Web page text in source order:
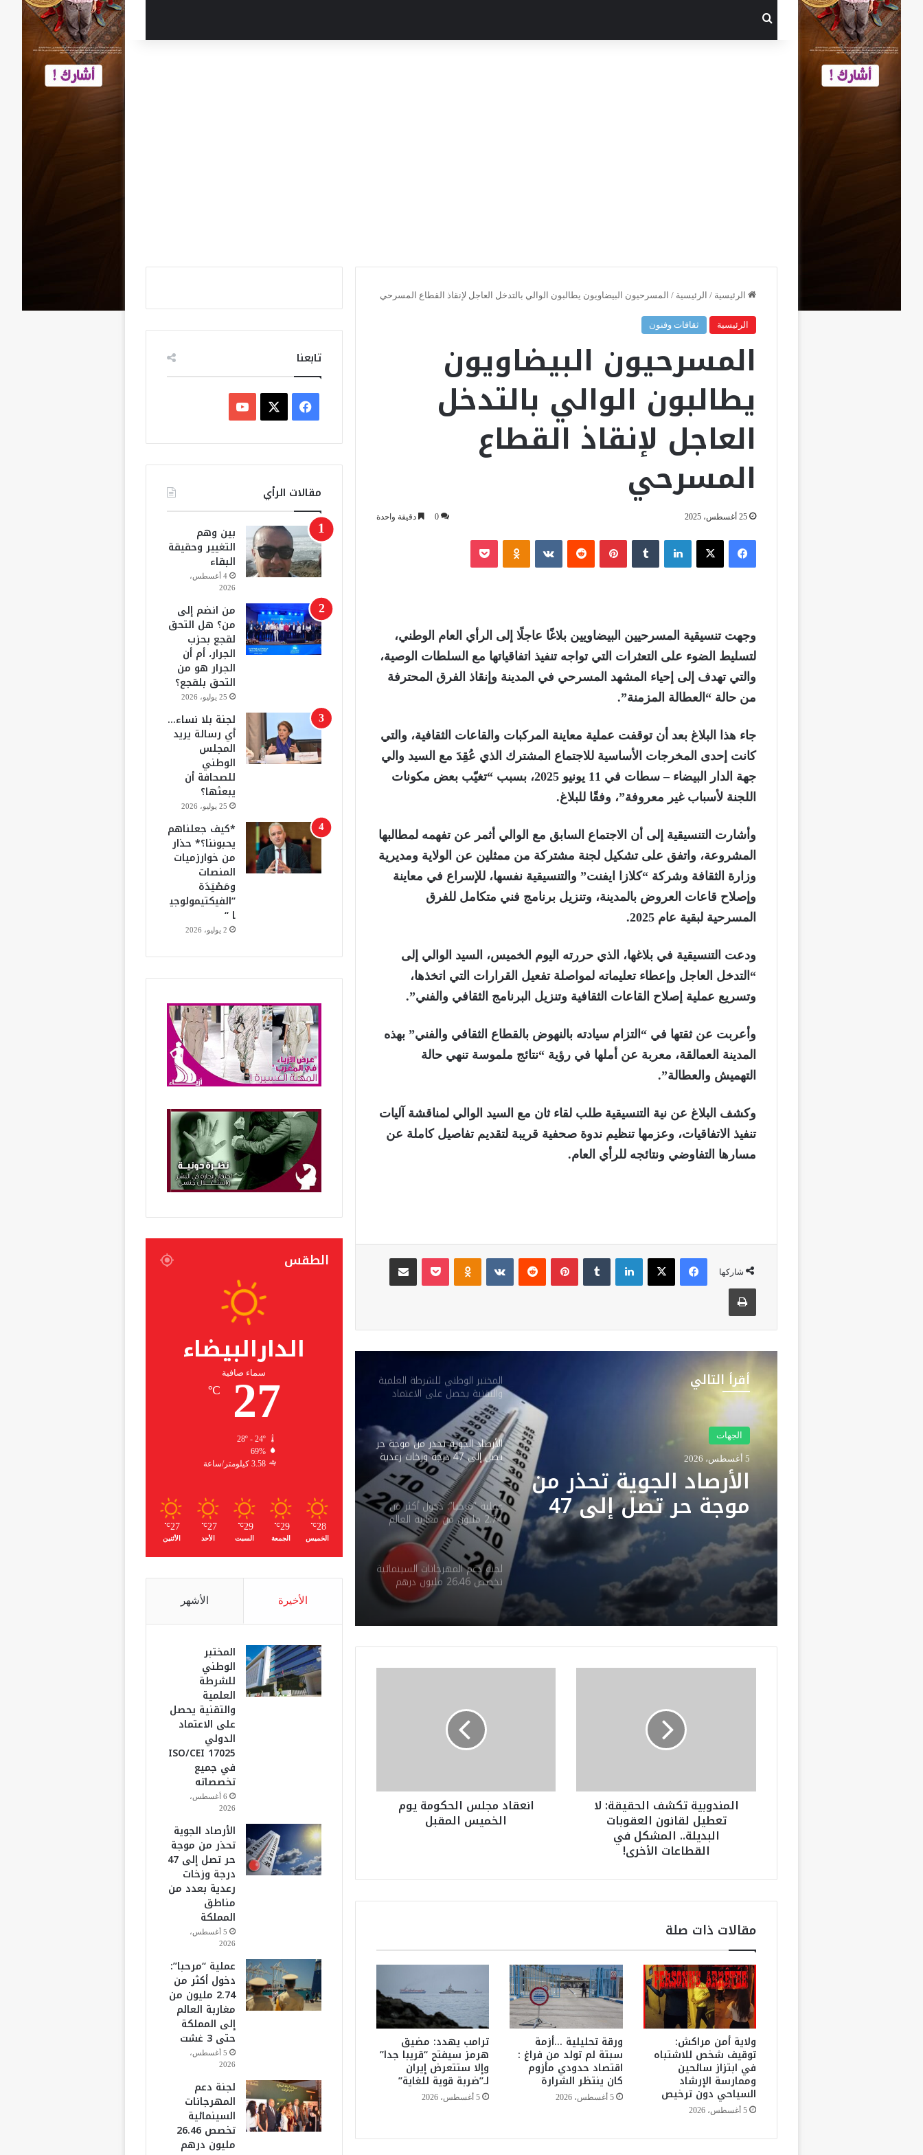
الرئيسية / الرئيسية / المسرحيون البيضاويون يطالبون الوالي بالتدخل العاجل لإنقاذ القطاع المسرحي
الرئيسية ثقافات وفنون
المسرحيون البيضاويون
يطالبون الوالي بالتدخل
العاجل لإنقاذ القطاع
المسرحي
25 أغسطس، 2025 0 دقيقة واحدة
فيسبوك ‫X لينكدإن بينتيريست
وجهت تنسيقية المسرحيين البيضاويين بلاغًا عاجلًا إلى الرأي العام الوطني،
لتسليط الضوء على التعثرات التي تواجه تنفيذ اتفاقياتها مع السلطات الوصية،
والتي تهدف إلى إحياء المشهد المسرحي في المدينة وإنقاذ الفرق المحترفة
من حالة “العطالة المزمنة”.
جاء هذا البلاغ بعد أن توقفت عملية معاينة المركبات والقاعات الثقافية، والتي
كانت إحدى المخرجات الأساسية للاجتماع المشترك الذي عُقِدَ مع السيد والي
جهة الدار البيضاء – سطات في 11 يونيو 2025، بسبب “تغيّب بعض مكونات
اللجنة لأسباب غير معروفة”، وفقًا للبلاغ.
وأشارت التنسيقية إلى أن الاجتماع السابق مع الوالي أثمر عن تفهمه لمطالبها
المشروعة، واتفق على تشكيل لجنة مشتركة من ممثلين عن الولاية ومديرية
وزارة الثقافة وشركة “كلازا ايفنت” والتنسيقية نفسها، للإسراع في معاينة
وإصلاح قاعات العروض بالمدينة، وتنزيل برنامج فني متكامل للفرق
المسرحية لبقية عام 2025.
ودعت التنسيقية في بلاغها، الذي حررته اليوم الخميس، السيد الوالي إلى
“التدخل العاجل وإعطاء تعليماته لمواصلة تفعيل القرارات التي اتخذها،
وتسريع عملية إصلاح القاعات الثقافية وتنزيل البرنامج الثقافي والفني”.
وأعربت عن ثقتها في “التزام سيادته بالنهوض بالقطاع الثقافي والفني” بهذه
المدينة العمالقة، معربة عن أملها في رؤية “نتائج ملموسة تنهي حالة
التهميش والعطالة”.
وكشف البلاغ عن نية التنسيقية طلب لقاء ثان مع السيد الوالي لمناقشة آليات
تنفيذ الاتفاقيات، وعزمها تنظيم ندوة صحفية قريبة لتقديم تفاصيل كاملة عن
مسارها التفاوضي ونتائجه للرأي العام.
شاركها
فيسبوك ‫X لينكدإن بينتيريست
أقرأ التالي
الجهات
5 أغسطس، 2026
الأرصاد الجوية تحذر من
موجة حر تصل إلى 47
درجة وزخات رعدية
بعدد من مناطق
المملكة
المختبر الوطني للشرطة العلمية
والتقنية يحصل على الاعتماد
جميع تخصصاته
الأرصاد الجوية تحذر من موجة حر
تصل إلى 47 درجة وزخات رعدية
بعدد من مناطق المملكة
عملية “مرحبا”: دخول أكثر من
2.74 مليون من مغاربة العالم
إلى المملكة حتى 3 غشت
لجنة دعم المهرجانات السينمائية
تخصص 26.46 مليون درهم
لدعم 40 مهرجانًا وتظاهرة
وطنية
ة
ل
ق
ة
:
ل
ت
ع
ط
ي
ل
ل
ا
و
المندوبية تكشف الحقيقة: لا
تعطيل لقانون العقوبات
البديلة.. المشكل في
القطاعات الأخرى!
ل
و
م
ا
ل
خ
م
س
ل
م
ق
انعقاد مجلس الحكومة يوم
الخميس المقبل
مقالات ذات صلة
ولاية أمن مراكش:
توقيف شخص للاشتباه
في ابتزاز سائحين
وممارسة الإرشاد
السياحي دون ترخيص
5 أغسطس، 2026
ورقة تحليلية …أزمة
سبتة لم تولد من فراغ :
اقتصاد حدودي مأزوم
كان ينتظر الشرارة
5 أغسطس، 2026
ترامب يهدد: مضيق
هرمز سيفتح “قريبا جدا”
وإلا ستتعرض إيران
لـ”ضربة قوية للغاية”
5 أغسطس، 2026
تابعنا
س
ب
ك
o
u
b
مقالات الرأي
بين وهم
التغيير وحقيقة
البقاء
4 أغسطس،
2026
من انضم إلى
من؟ هل التحق
لقجع بحزب
الجرار، أم أن
الجرار هو من
التحق بلقجع؟
25 يوليو، 2026
لجنة بلا نساء…
أي رسالة يريد
المجلس
الوطني
للصحافة أن
يبعثها؟
25 يوليو، 2026
*كيف جعلناهم
يحبوننا؟* حذار
من خوارزميات
المنصات
ومَصْيَدَة
“الفيكتيمولوجي
ا “
2 يوليو، 2026
الطقس
الدارالبيضاء
سماء صافية
27
℃
28º - 24º
69%
3.58 كيلومتر/ساعة
28
℃
الخميس
29
℃
الجمعة
29
℃
السبت
27
℃
الأحد
27
℃
الأثنين
الأخيرة الأشهر
المختبر
الوطني
للشرطة
العلمية
والتقنية يحصل
على الاعتماد
الدولي
ISO/CEI 17025
في جميع
تخصصاته
6 أغسطس،
2026
الأرصاد الجوية
تحذر من موجة
حر تصل إلى 47
درجة وزخات
رعدية بعدد من
مناطق
المملكة
5 أغسطس،
2026
عملية “مرحبا”:
دخول أكثر من
2.74 مليون من
مغاربة العالم
إلى المملكة
حتى 3 غشت
5 أغسطس،
2026
لجنة دعم
المهرجانات
السينمائية
تخصص 26.46
مليون درهم